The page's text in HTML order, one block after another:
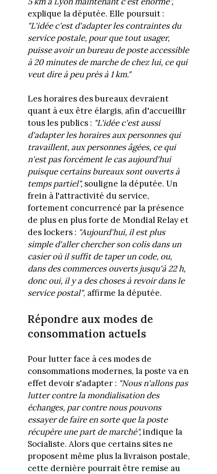
explique la députée. Elle poursuit :
"L'idée c'est d'adapter les contraintes du
service postale, pour que tout usager,
puisse avoir un bureau de poste accessible
à 20 minutes de marche de chez lui, ce qui
veut dire à peu près à 1 km."
Les horaires des bureaux devraient
quant à eux être élargis, afin d'accueillir
tous les publics : "L'idée c'est aussi
d'adapter les horaires aux personnes qui
travaillent, aux personnes âgées, ce qui
n'est pas forcément le cas aujourd'hui
puisque certains bureaux sont ouverts à
temps partiel",souligne la députée. Un
frein à l'attractivité du service,
fortement concurrencé par la présence
de plus en plus forte de Mondial Relay et
des lockers : "Aujourd'hui, il est plus
simple d'aller chercher son colis dans un
casier où il suffit de taper un code, ou,
dans des commerces ouverts jusqu'à 22 h,
donc oui, il y a des choses à revoir dans le
service postal", affirme la députée.
Répondre aux modes de
consommation actuels
Pour lutter face à ces modes de
consommations modernes, la poste va en
effet devoir s'adapter : "Nous n'allons pas
lutter contre la mondialisation des
échanges, par contre nous pouvons
essayer de faire en sorte que la poste
récupère une part de marché",indique la
Socialiste. Alors que certains sites ne
proposent même plus la livraison postale,
cette dernière pourrait être remise au